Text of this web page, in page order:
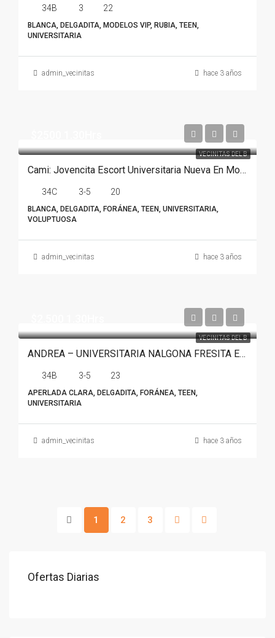
34B 3 22
BLANCA, DELGADITA, MODELOS VIP, RUBIA, TEEN,
UNIVERSITARIA
admin_vecinitas hace 3 años
VECINITAS DEL B
Cami: Jovencita Escort Universitaria Nueva En Monterrey
34C 3-5 20
BLANCA, DELGADITA, FORÁNEA, TEEN, UNIVERSITARIA,
VOLUPTUOSA
admin_vecinitas hace 3 años
VECINITAS DEL B
ANDREA – UNIVERSITARIA NALGONA FRESITA EN MONTERREY
34B 3-5 23
APERLADA CLARA, DELGADITA, FORÁNEA, TEEN,
UNIVERSITARIA
admin_vecinitas hace 3 años
1 2 3
Ofertas Diarias